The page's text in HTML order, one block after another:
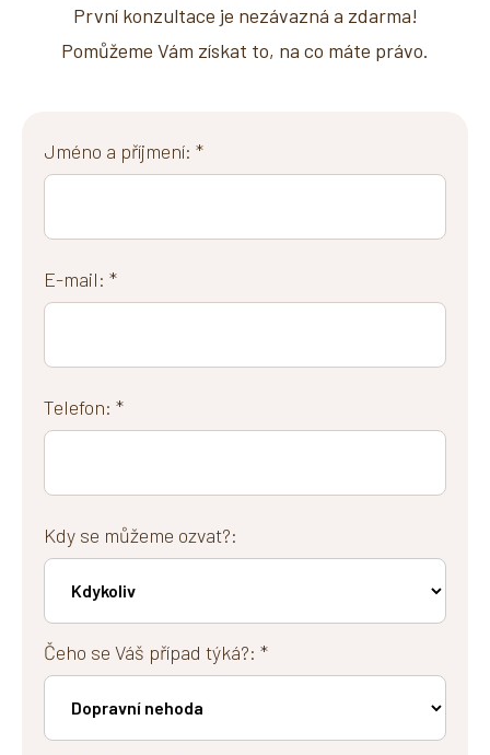
První konzultace je nezávazná a zdarma!
Pomůžeme Vám získat to, na co máte právo.
Jméno a příjmení: *
E-mail: *
Telefon: *
Kdy se můžeme ozvat?:
Čeho se Váš případ týká?: *